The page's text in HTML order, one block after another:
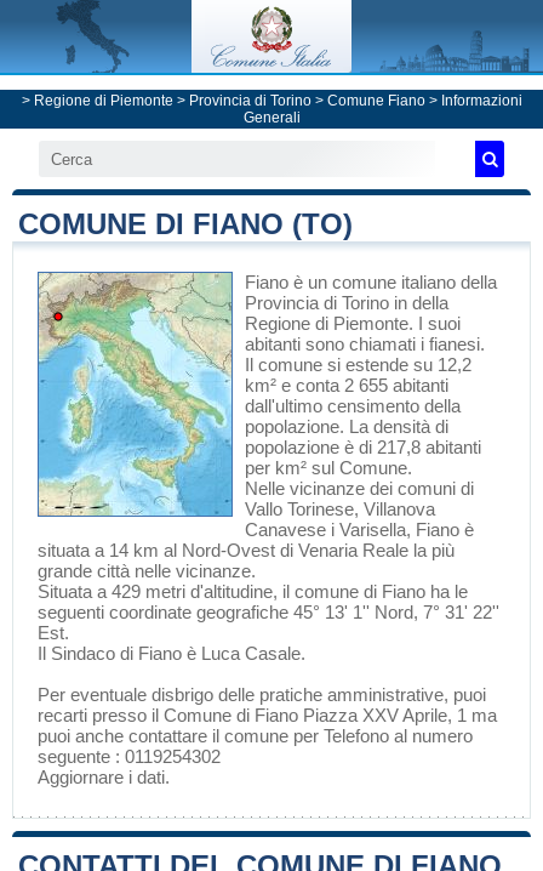
> Regione di Piemonte > Provincia di Torino> Comune Fiano> Informazioni
Generali
COMUNE DI FIANO (TO)
Fiano è un comune italiano della
Provincia di Torino in della
Regione di Piemonte. I suoi
abitanti sono chiamati i fianesi.
Il comune si estende su 12,2
km² e conta 2 655 abitanti
dall'ultimo censimento della
popolazione. La densità di
popolazione è di 217,8 abitanti
per km² sul Comune.
Nelle vicinanze dei comuni di
Vallo Torinese, Villanova
Canavese i Varisella, Fiano è
situata a 14 km al Nord-Ovest di Venaria Reale la più
grande città nelle vicinanze.
Situata a 429 metri d'altitudine, il comune di Fiano ha le
seguenti coordinate geografiche 45° 13' 1'' Nord, 7° 31' 22''
Est.
Il Sindaco di Fiano è Luca Casale.
Per eventuale disbrigo delle pratiche amministrative, puoi
recarti presso il Comune di Fiano Piazza XXV Aprile, 1 ma
puoi anche contattare il comune per Telefono al numero
seguente : 0119254302
Aggiornare i dati.